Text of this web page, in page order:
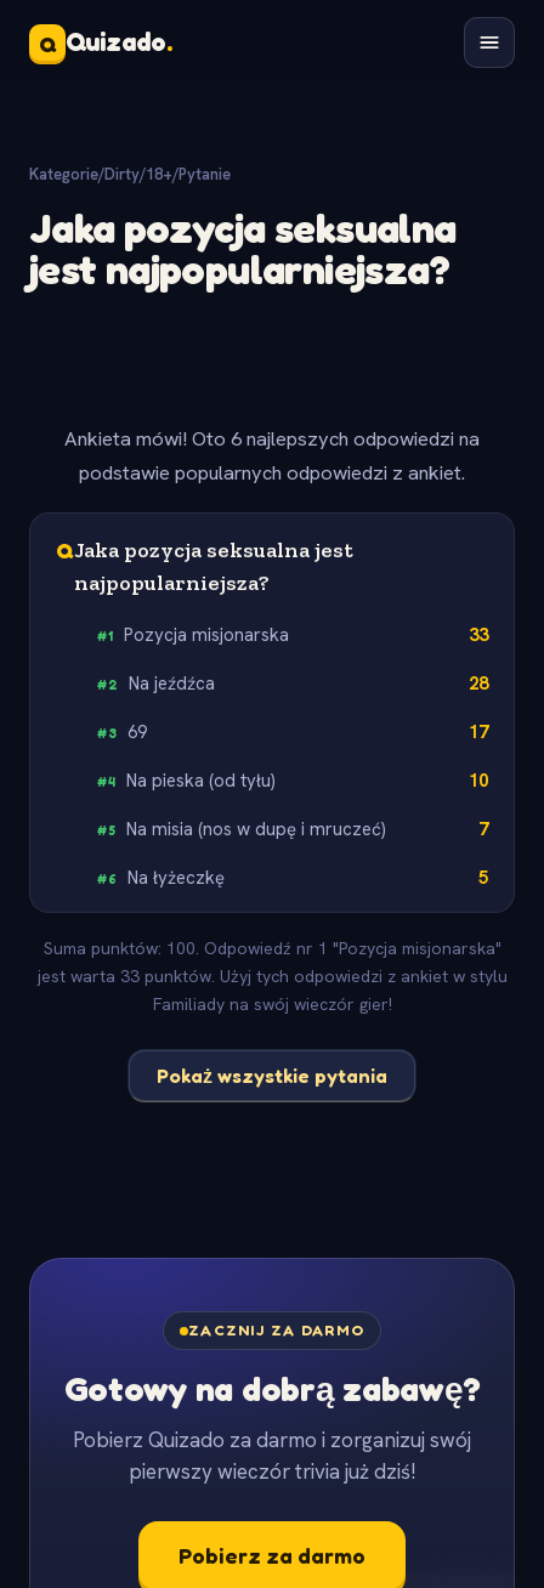
Q Quizado.
Kategorie/Dirty/18+/Pytanie
Jaka pozycja seksualna
jest najpopularniejsza?
Ankieta mówi! Oto 6 najlepszych odpowiedzi na
podstawie popularnych odpowiedzi z ankiet.
QJaka pozycja seksualna jest
najpopularniejsza?
#1 Pozycja misjonarska 33
#2 Na jeźdźca 28
#3 69 17
#4 Na pieska (od tyłu) 10
#5 Na misia (nos w dupę i mruczeć) 7
#6 Na łyżeczkę 5
Suma punktów: 100. Odpowiedź nr 1 "Pozycja misjonarska"
jest warta 33 punktów. Użyj tych odpowiedzi z ankiet w stylu
Familiady na swój wieczór gier!
Pokaż wszystkie pytania
ZACZNIJ ZA DARMO
Gotowy na dobrą zabawę?
Pobierz Quizado za darmo i zorganizuj swój
pierwszy wieczór trivia już dziś!
Pobierz za darmo